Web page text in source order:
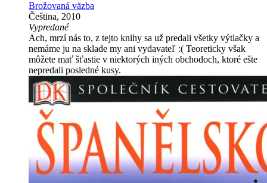
Brožovaná väzba
Čeština, 2010
Vypredané
Ach, mrzí nás to, z tejto knihy sa už predali všetky výtlačky a
nemáme ju na sklade my ani vydavateľ :( Teoreticky však
môžete mať šťastie v niektorých iných obchodoch, ktoré ešte
nepredali posledné kusy.